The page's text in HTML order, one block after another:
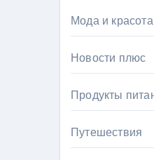
Мода и красота
Новости плюс
Продукты
Путешествия